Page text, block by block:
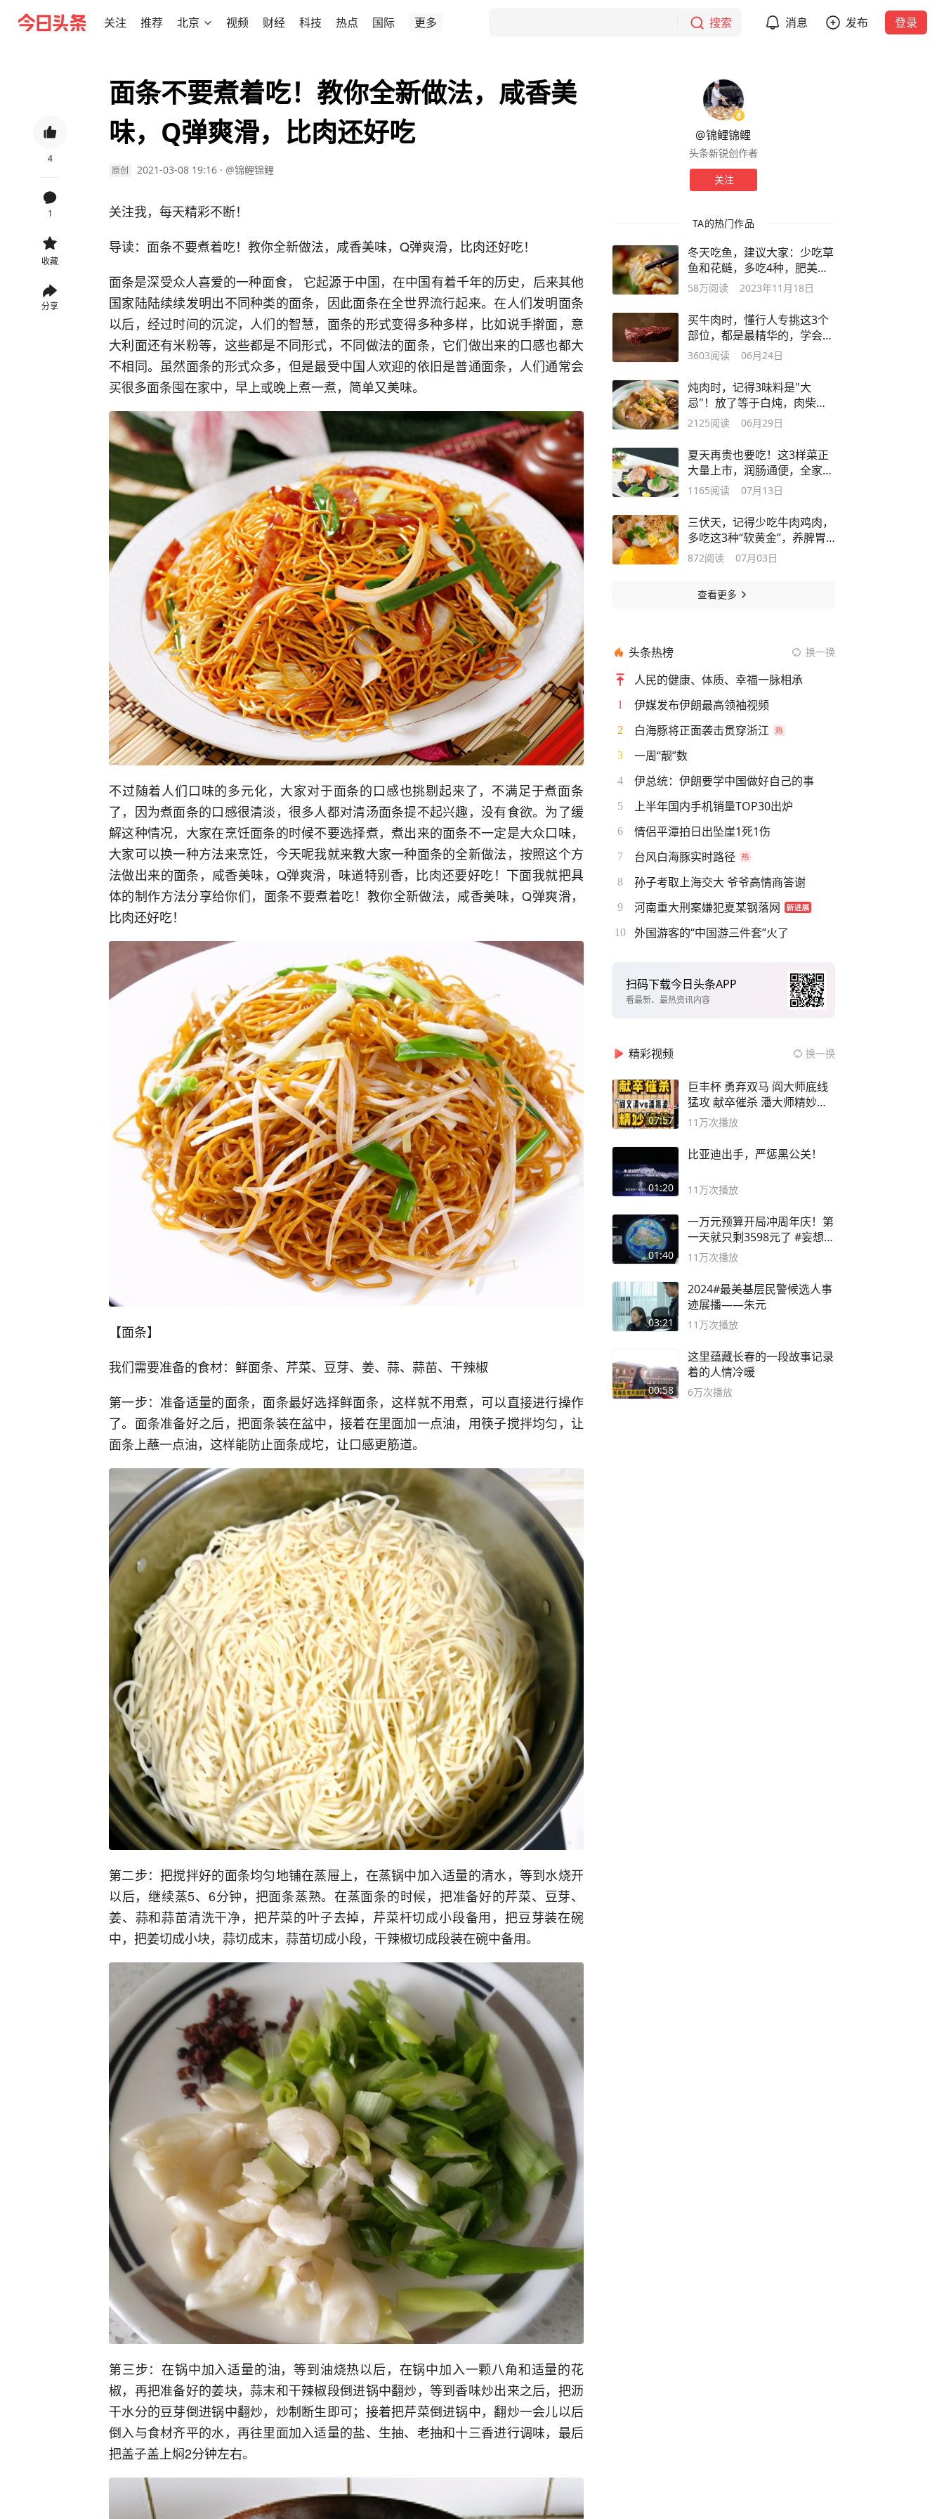
关注 推荐 北京 视频 财经 科技 热点 国际 更多 搜索 消息 发布 登录
4
1
收藏
分享
面条不要煮着吃！教你全新做法，咸香美
味，Q弹爽滑，比肉还好吃
原创 2021-03-08 19:16 · @锦鲤锦鲤
关注我，每天精彩不断！
导读：面条不要煮着吃！教你全新做法，咸香美味，Q弹爽滑，比肉还好吃！
面条是深受众人喜爱的一种面食， 它起源于中国，在中国有着千年的历史，后来其他
国家陆陆续续发明出不同种类的面条，因此面条在全世界流行起来。在人们发明面条
以后，经过时间的沉淀，人们的智慧，面条的形式变得多种多样，比如说手擀面，意
大利面还有米粉等，这些都是不同形式，不同做法的面条，它们做出来的口感也都大
不相同。虽然面条的形式众多，但是最受中国人欢迎的依旧是普通面条，人们通常会
买很多面条囤在家中，早上或晚上煮一煮，简单又美味。
不过随着人们口味的多元化，大家对于面条的口感也挑剔起来了，不满足于煮面条
了，因为煮面条的口感很清淡，很多人都对清汤面条提不起兴趣，没有食欲。为了缓
解这种情况，大家在烹饪面条的时候不要选择煮，煮出来的面条不一定是大众口味，
大家可以换一种方法来烹饪，今天呢我就来教大家一种面条的全新做法，按照这个方
法做出来的面条，咸香美味，Q弹爽滑，味道特别香，比肉还要好吃！下面我就把具
体的制作方法分享给你们，面条不要煮着吃！教你全新做法，咸香美味，Q弹爽滑，
比肉还好吃！
【面条】
我们需要准备的食材：鲜面条、芹菜、豆芽、姜、蒜、蒜苗、干辣椒
第一步：准备适量的面条，面条最好选择鲜面条，这样就不用煮，可以直接进行操作
了。面条准备好之后，把面条装在盆中，接着在里面加一点油，用筷子搅拌均匀，让
面条上蘸一点油，这样能防止面条成坨，让口感更筋道。
第二步：把搅拌好的面条均匀地铺在蒸屉上，在蒸锅中加入适量的清水，等到水烧开
以后，继续蒸5、6分钟，把面条蒸熟。在蒸面条的时候，把准备好的芹菜、豆芽、
姜、蒜和蒜苗清洗干净，把芹菜的叶子去掉，芹菜杆切成小段备用，把豆芽装在碗
中，把姜切成小块，蒜切成末，蒜苗切成小段，干辣椒切成段装在碗中备用。
第三步：在锅中加入适量的油，等到油烧热以后，在锅中加入一颗八角和适量的花
椒，再把准备好的姜块，蒜末和干辣椒段倒进锅中翻炒，等到香味炒出来之后，把沥
干水分的豆芽倒进锅中翻炒，炒制断生即可；接着把芹菜倒进锅中，翻炒一会儿以后
倒入与食材齐平的水，再往里面加入适量的盐、生抽、老抽和十三香进行调味，最后
把盖子盖上焖2分钟左右。
@锦鲤锦鲤
头条新锐创作者
关注
TA的热门作品
冬天吃鱼，建议大家：少吃草
鱼和花鲢，多吃4种，肥美不
腻还不贵
58万阅读 2023年11月18日
买牛肉时，懂行人专挑这3个
部位，都是最精华的，学会再
买不吃亏
3603阅读 06月24日
炖肉时，记得3味料是"大
忌"！放了等于白炖，肉柴塞
牙汤腥不好吃
2125阅读 06月29日
夏天再贵也要吃！这3样菜正
大量上市，润肠通便，全家都
受益！
1165阅读 07月13日
三伏天，记得少吃牛肉鸡肉，
多吃这3种“软黄金”，养脾胃
稳正气
872阅读 07月03日
查看更多
头条热榜 换一换
人民的健康、体质、幸福一脉相承
1 伊媒发布伊朗最高领袖视频
2 白海豚将正面袭击贯穿浙江
3 一周“靓”数
4 伊总统：伊朗要学中国做好自己的事
5 上半年国内手机销量TOP30出炉
6 情侣平潭拍日出坠崖1死1伤
7 台风白海豚实时路径
8 孙子考取上海交大 爷爷高情商答谢
9 河南重大刑案嫌犯夏某钢落网
10 外国游客的“中国游三件套”火了
扫码下载今日头条APP
看最新、最热资讯内容
精彩视频 换一换
07:57
巨丰杯 勇弃双马 阎大师底线
猛攻 献卒催杀 潘大师精妙入
局
11万次播放
01:20
比亚迪出手，严惩黑公关！
11万次播放
01:40
一万元预算开局冲周年庆！第
一天就只剩3598元了 #妄想山
海
11万次播放
03:21
2024#最美基层民警候选人事
迹展播——朱元
11万次播放
00:58
这里蕴藏长春的一段故事记录
着的人情冷暖
6万次播放